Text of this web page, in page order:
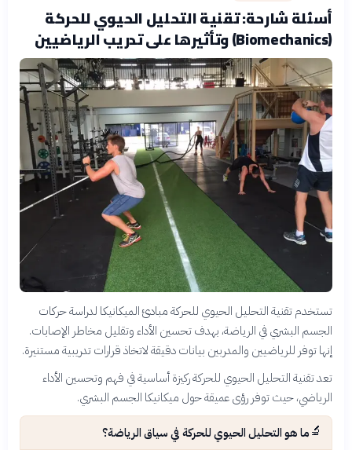
أسئلة شارحة: تقنية التحليل الحيوي للحركة
(Biomechanics) وتأثيرها على تدريب الرياضيين
تستخدم تقنية التحليل الحيوي للحركة مبادئ الميكانيكا لدراسة حركات
الجسم البشري في الرياضة، بهدف تحسين الأداء وتقليل مخاطر الإصابات.
إنها توفر للرياضيين والمدربين بيانات دقيقة لاتخاذ قرارات تدريبية مستنيرة.
تعد تقنية التحليل الحيوي للحركة ركيزة أساسية في فهم وتحسين الأداء
الرياضي، حيث توفر رؤى عميقة حول ميكانيكا الجسم البشري.
🔬ما هو التحليل الحيوي للحركة في سياق الرياضة؟